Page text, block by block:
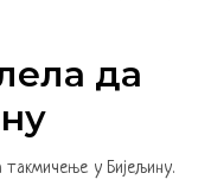
да
такмичење у Бијељину.